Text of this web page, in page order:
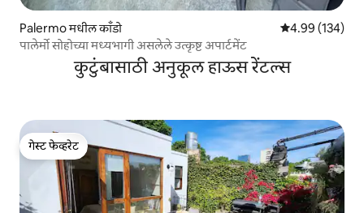
Palermo मधील काँडो 5 पैकी 4.99
4.99 (134)
पालेर्मो सोहोच्या मध्यभागी असलेले उत्कृष्ट अपार्टमेंट
कुटुंबासाठी अनुकूल हाऊस रेंटल्स
गेस्ट फेव्हरेट
गेस्ट फेव्हरेट